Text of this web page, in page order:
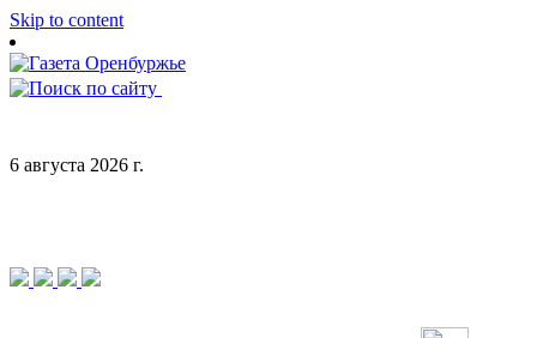
Skip to content
6 августа 2026 г.